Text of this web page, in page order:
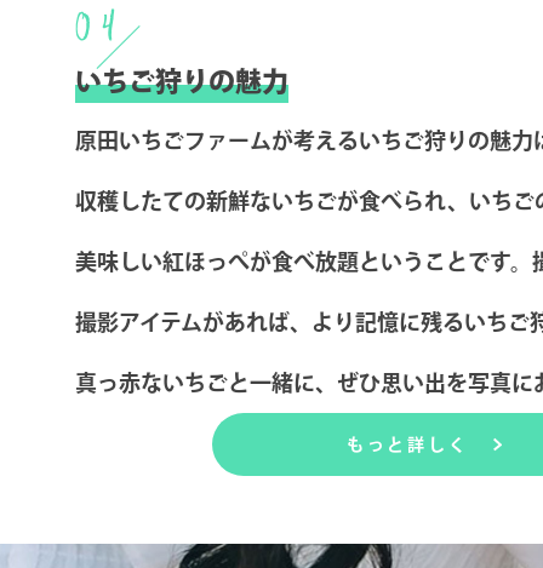
04
いちご狩りの魅力
原田いちごファームが考えるいちご狩りの魅力
収穫したての新鮮ないちごが食べられ、いちご
美味しい紅ほっぺが食べ放題ということです。
撮影アイテムがあれば、より記憶に残るいちご
真っ赤ないちごと一緒に、ぜひ思い出を写真に
もっと詳しく